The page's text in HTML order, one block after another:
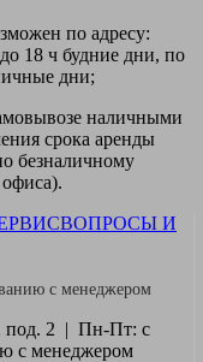
по адресу:
18 ч будние дни, по
дни;
наличными
срока аренды
безналичному
ВОПРОСЫ И
с менеджером
под. 2 | Пн-Пт: с
с менеджером